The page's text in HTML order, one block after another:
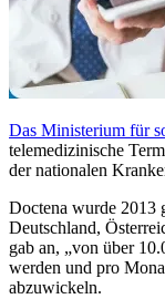
Das Ministerium für
telemedizinische
der nationalen
Doctena wurde 2013
Deutschland,
gab an, „von über
werden und pro
abzuwickeln.